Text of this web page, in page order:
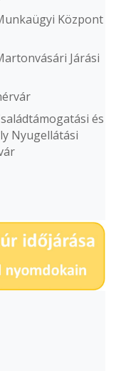
Központ
Járási
és
Nyugellátási